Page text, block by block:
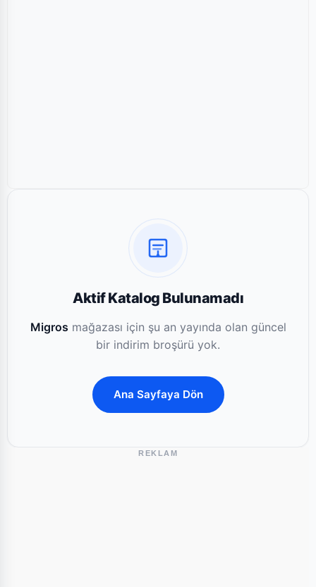
Aktif Katalog Bulunamadı
Migros mağazası için şu an yayında olan güncel
bir indirim broşürü yok.
Ana Sayfaya Dön
REKLAM